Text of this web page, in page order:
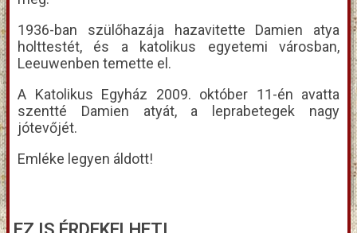
1936-ban szülőhazája hazavitette Damien atya
holttestét, és a katolikus egyetemi városban,
Leeuwenben temette el.
A Katolikus Egyház 2009. október 11-én avatta
szentté Damien atyát, a leprabetegek nagy
jótevőjét.
Emléke legyen áldott!